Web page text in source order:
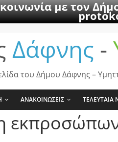
με τον
Δάφνης -
του Δήμου Δάφνης –
ΑΝΑΚΟΙΝΩΣΕΙΣ ΤΕΛΕΥΤΑΙΑ